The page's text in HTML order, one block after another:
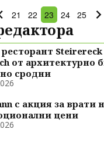
21 22 23 24 25
от архитектурно
сродни
с акция за врати
цени